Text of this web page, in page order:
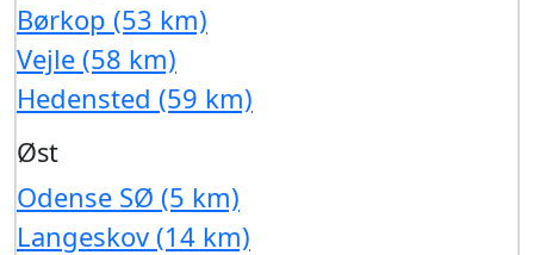
Børkop (53 km)
Vejle (58 km)
Hedensted (59 km)
Øst
Odense SØ (5 km)
Langeskov (14 km)